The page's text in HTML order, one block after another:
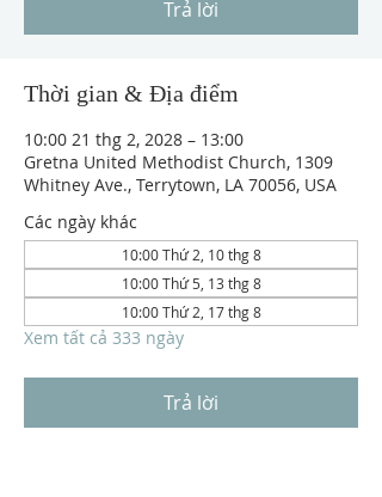
Trả lời
Thời gian & Địa điểm
10:00 21 thg 2, 2028 – 13:00
Gretna United Methodist Church, 1309
Whitney Ave., Terrytown, LA 70056, USA
Các ngày khác
10:00 Thứ 2, 10 thg 8
10:00 Thứ 5, 13 thg 8
10:00 Thứ 2, 17 thg 8
Xem tất cả 333 ngày
Trả lời